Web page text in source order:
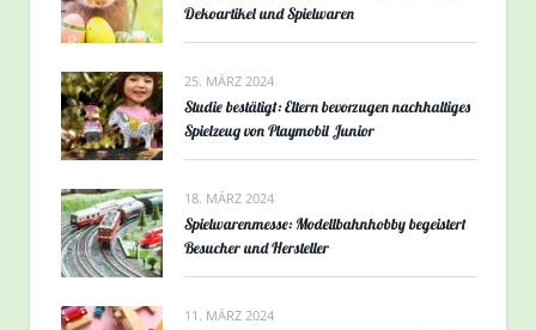
Dekoartikel und Spielwaren
25. MÄRZ 2024
Studie bestätigt: Eltern bevorzugen nachhaltiges
Spielzeug von Playmobil Junior
18. MÄRZ 2024
Spielwarenmesse: Modellbahnhobby begeistert
Besucher und Hersteller
11. MÄRZ 2024